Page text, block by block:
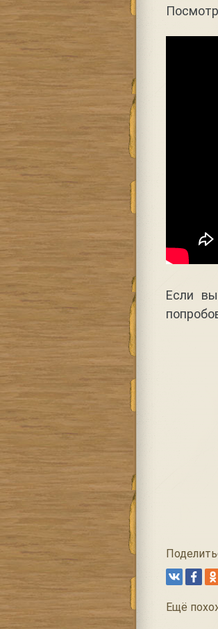
Если
Ещё